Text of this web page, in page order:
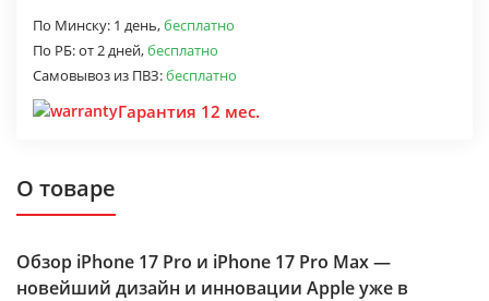
По Минску: 1 день,бесплатно
По РБ:от 2 дней,бесплатно
Самовывоз из ПВЗ:бесплатно
Гарантия 12 мес.
О товаре
Обзор iPhone 17 Pro и iPhone 17 Pro Max —
новейший дизайн и инновации Apple уже в